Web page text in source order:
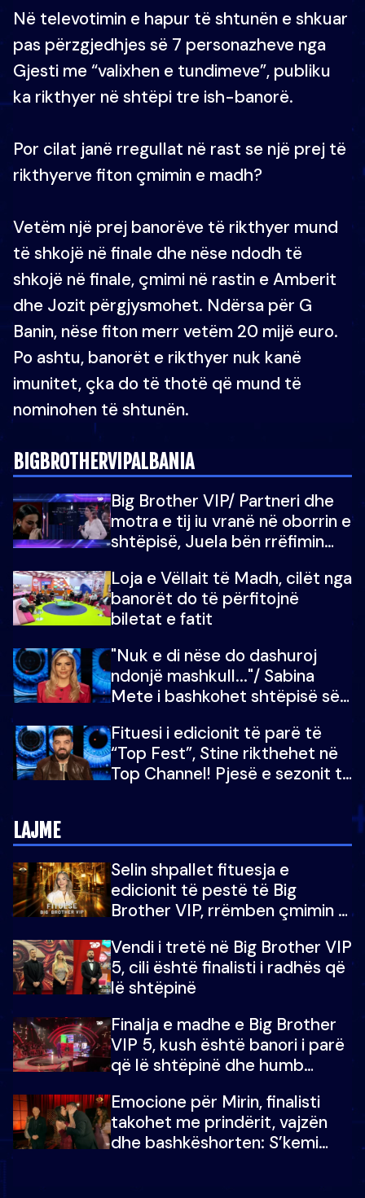
Në televotimin e hapur të shtunën e shkuar
pas përzgjedhjes së 7 personazheve nga
Gjesti me “valixhen e tundimeve”, publiku
ka rikthyer në shtëpi tre ish-banorë.
Por cilat janë rregullat në rast se një prej të
rikthyerve fiton çmimin e madh?
Vetëm një prej banorëve të rikthyer mund
të shkojë në finale dhe nëse ndodh të
shkojë në finale, çmimi në rastin e Amberit
dhe Jozit përgjysmohet. Ndërsa për G
Banin, nëse fiton merr vetëm 20 mijë euro.
Po ashtu, banorët e rikthyer nuk kanë
imunitet, çka do të thotë që mund të
nominohen të shtunën.
BIGBROTHERVIPALBANIA
Big Brother VIP/ Partneri dhe
motra e tij iu vranë në oborrin e
shtëpisë, Juela bën rrëfimin
do të martoheshim, por zemra
mu copëtua
Loja e Vëllait të Madh, cilët nga
banorët do të përfitojnë
biletat e fatit
"Nuk e di nëse do dashuroj
ndonjë mashkull..."/ Sabina
Mete i bashkohet shtëpisë së
për në fund!
Fituesi i edicionit të parë të
“Top Fest”, Stine rikthehet në
Top Channel! Pjesë e sezonit të
LAJME
Selin shpallet fituesja e
edicionit të pestë të Big
Brother VIP, rrëmben çmimin e
Vendi i tretë në Big Brother VIP
5, cili është finalisti i radhës që
lë shtëpinë
Finalja e madhe e Big Brother
VIP 5, kush është banori i parë
që lë shtëpinë dhe humb
çmimin e madh
Emocione për Mirin, finalisti
takohet me prindërit, vajzën
dhe bashkëshorten: S’kemi